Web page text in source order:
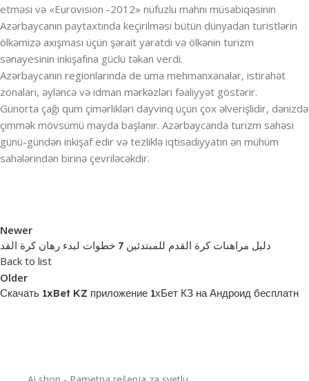
etməsi və «Eurovision -2012» nüfuzlu mahnı müsabiqəsinin
Azərbaycanın paytaxtında keçirilməsi bütün dünyadan turistlərin
ölkəmizə axışması üçün şərait yaratdı və ölkənin turizm
sənayesinin inkişafına güclü təkan verdi.
Azərbaycanın regionlarında de uma mehmanxanalar, istirahət
zonaları, əyləncə və idman mərkəzləri fəaliyyət göstərir.
Günorta çağı qum çimərlikləri dayvinq üçün çox əlverişlidir, dənizdə
çimmək mövsümü mayda başlanır. Azərbaycanda turizm sahəsi
günü-gündən inkişaf edir və tezliklə iqtisadiyyatın ən mühüm
sahələrindən birinə çevriləcəkdir.
Newer
دليل مراهنات كرة القدم للمبتدئين 7 خطوات لبدء رهان كرة القد
Back to list
Older
Скачать 1xBet KZ приложение 1хБет КЗ на Андроид бесплатн